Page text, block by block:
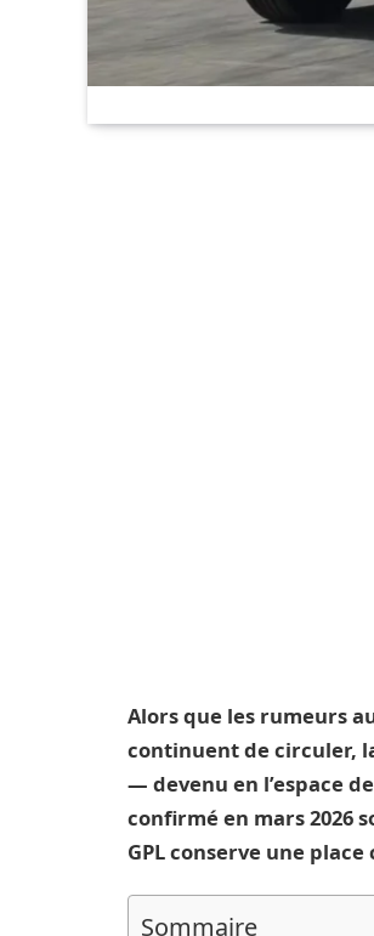
Alors que les rumeurs
continuent de circuler,
— devenu en l’espace
confirmé en mars 2026
GPL conserve une
Sommaire